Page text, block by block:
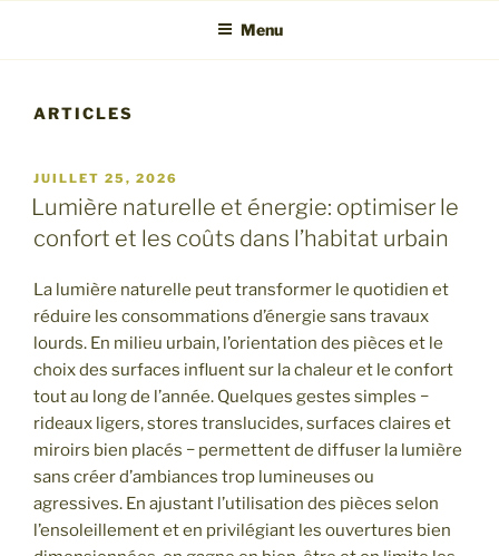
Menu
ARTICLES
PUBLIÉ
LE
JUILLET 25, 2026
Lumière naturelle et énergie: optimiser le
confort et les coûts dans l’habitat urbain
La lumière naturelle peut transformer le quotidien et
réduire les consommations d’énergie sans travaux
lourds. En milieu urbain, l’orientation des pièces et le
choix des surfaces influent sur la chaleur et le confort
tout au long de l’année. Quelques gestes simples −
rideaux ligers, stores translucides, surfaces claires et
miroirs bien placés − permettent de diffuser la lumière
sans créer d’ambiances trop lumineuses ou
agressives. En ajustant l’utilisation des pièces selon
l’ensoleillement et en privilégiant les ouvertures bien